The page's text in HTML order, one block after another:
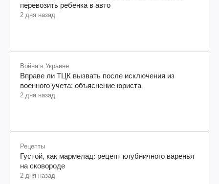
перевозить ребенка в авто
2 дня назад
Война в Украине
Вправе ли ТЦК вызвать после исключения из
военного учета: объяснение юриста
2 дня назад
Рецепты
Густой, как мармелад: рецепт клубничного варенья
на сковороде
2 дня назад